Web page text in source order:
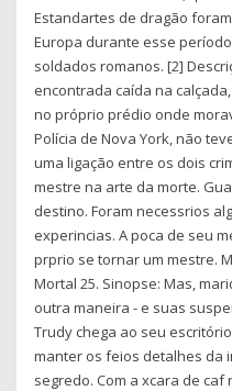
Estandartes de dragão
Europa durante esse
soldados romanos. [2]
encontrada caída na
no próprio prédio onde
Polícia de Nova York, não
uma ligação entre os dois
mestre na arte da morte.
destino. Foram necessrios
experincias. A poca de seu
prprio se tornar um mestre.
Mortal 25. Sinopse: Mas,
outra maneira - e suas
Trudy chega ao seu
manter os feios detalhes da
segredo. Com a xcara de